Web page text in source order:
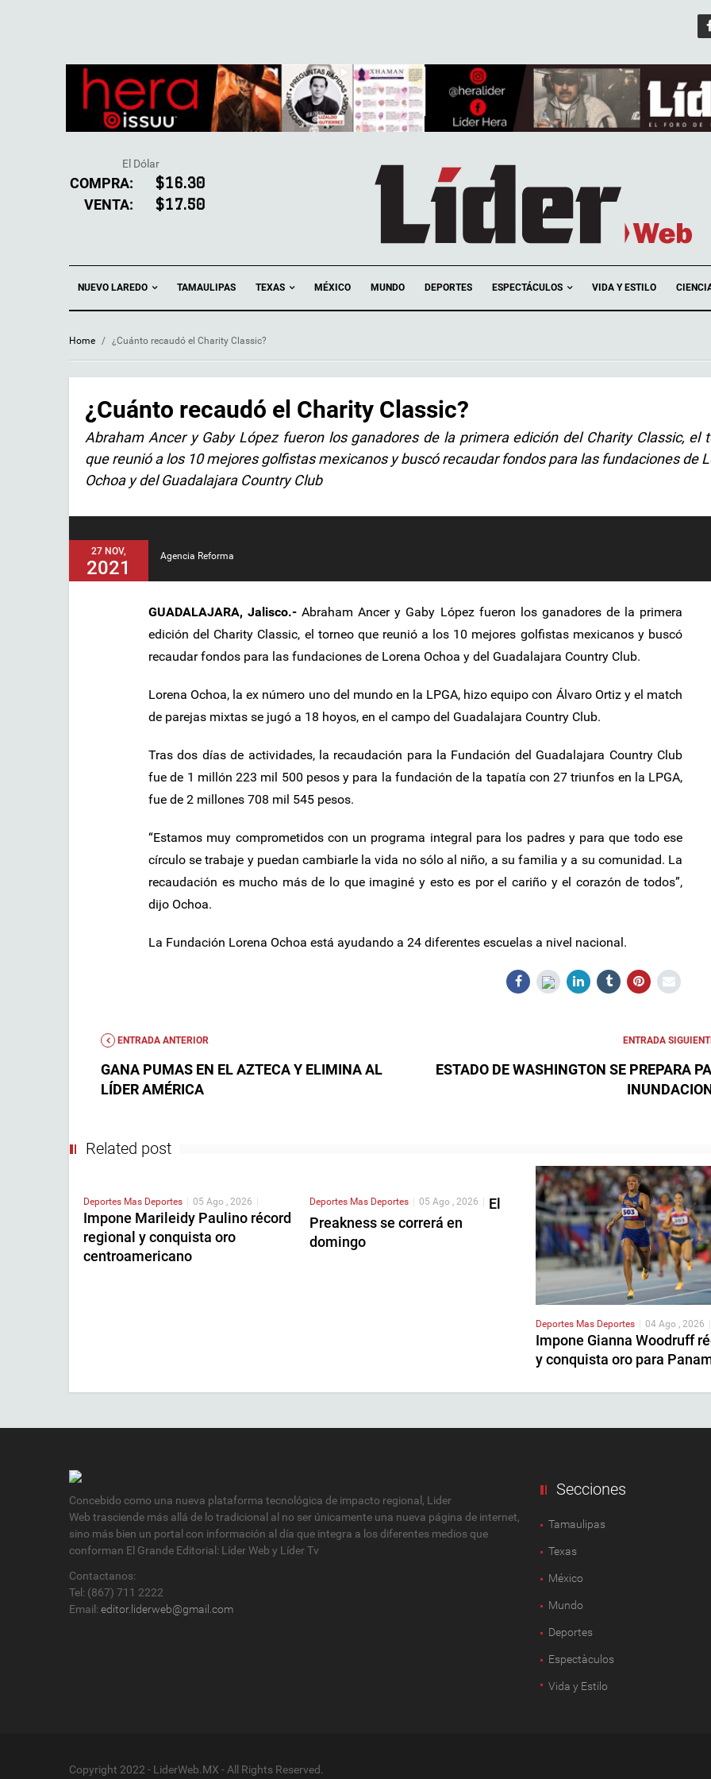
El Dólar
COMPRA: $16.30
VENTA: $17.50
NUEVO LAREDO TAMAULIPAS TEXAS MÉXICO MUNDO DEPORTES ESPECTÁCULOS VIDA Y ESTILO
Home / ¿Cuánto recaudó el Charity Classic?
¿Cuánto recaudó el Charity Classic?
Abraham Ancer y Gaby López fueron los ganadores de la primera edición del Charity Classic, el
que reunió a los 10 mejores golfistas mexicanos y buscó recaudar fondos para las fundaciones de
Ochoa y del Guadalajara Country Club
27 NOV,
2021
Agencia Reforma
GUADALAJARA, Jalisco.-Abraham Ancer y Gaby López fueron los ganadores de la primera
edición del Charity Classic, el torneo que reunió a los 10 mejores golfistas mexicanos y buscó
recaudar fondos para las fundaciones de Lorena Ochoa y del Guadalajara Country Club.
Lorena Ochoa, la ex número uno del mundo en la LPGA, hizo equipo con Álvaro Ortiz y el match
de parejas mixtas se jugó a 18 hoyos, en el campo del Guadalajara Country Club.
Tras dos días de actividades, la recaudación para la Fundación del Guadalajara Country Club
fue de 1 millón 223 mil 500 pesos y para la fundación de la tapatía con 27 triunfos en la LPGA,
fue de 2 millones 708 mil 545 pesos.
“Estamos muy comprometidos con un programa integral para los padres y para que todo ese
círculo se trabaje y puedan cambiarle la vida no sólo al niño, a su familia y a su comunidad. La
recaudación es mucho más de lo que imaginé y esto es por el cariño y el corazón de todos”,
dijo Ochoa.
La Fundación Lorena Ochoa está ayudando a 24 diferentes escuelas a nivel nacional.
ENTRADA ANTERIOR
GANA PUMAS EN EL AZTECA Y ELIMINA AL
LÍDER AMÉRICA
ENTRADA
ESTADO DE WASHINGTON SE PREPARA
Related post
Deportes Mas Deportes | 05 Ago , 2026 |
Impone Marileidy Paulino récord
regional y conquista oro
centroamericano
Deportes Mas Deportes | 05 Ago , 2026 | El
Preakness se correrá en
domingo
Deportes Mas Deportes 04 Ago , 2026
Impone Gianna Woodruff
y conquista oro para
Concebido como una nueva plataforma tecnológica de impacto regional, Lider
Web trasciende más allá de lo tradicional al no ser únicamente una nueva página de internet,
sino más bien un portal con información al día que integra a los diferentes medios que
conforman El Grande Editorial: Líder Web y Líder Tv
Contactanos:
Tel: (867) 711 2222
Email: editor.liderweb@gmail.com
Secciones
Tamaulipas
Texas
México
Mundo
Deportes
Espectàculos
Vida y Estilo
Copyright 2022 - LiderWeb.MX - All Rights Reserved.